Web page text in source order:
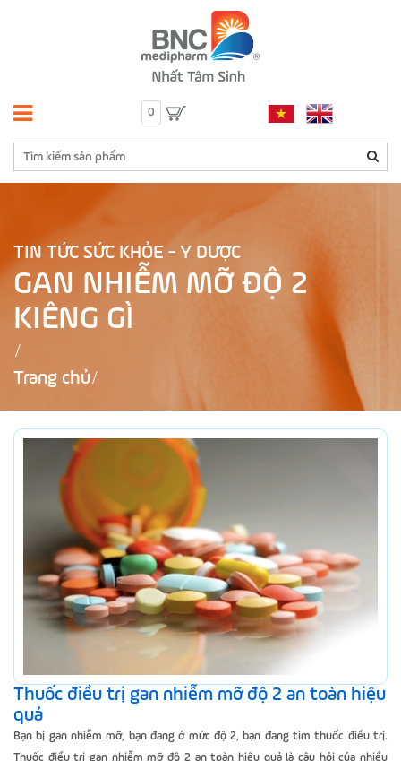
0
TIN TỨC SỨC KHỎE - Y DƯỢC
GAN NHIỄM MỠ ĐỘ 2
KIÊNG GÌ
Trang chủ
Thuốc điều trị gan nhiễm mỡ độ 2 an toàn hiệu
quả
Bạn bị gan nhiễm mỡ, bạn đang ở mức độ 2, bạn đang tìm thuốc điều trị.
Thuốc điều trị gan nhiễm mỡ độ 2 an toàn hiệu quả là câu hỏi của nhiều